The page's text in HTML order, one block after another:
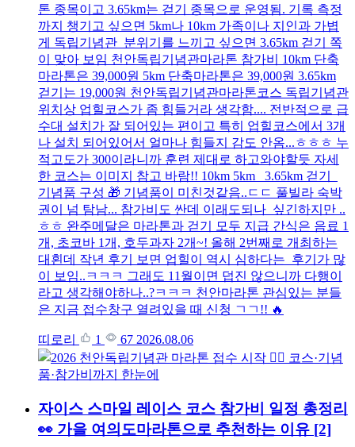
톤 종목이고 3.65km는 걷기 종목으로 운영됨. 기록 측정
까지 챙기고 싶으면 5km나 10km 가족이나 지인과 가볍
게 독립기념관 분위기를 느끼고 싶으면 3.65km 걷기 쪽
이 맞아 보임 천안독립기념관마라톤 참가비 10km 단축
마라톤은 39,000원 5km 단축마라톤은 39,000원 3.65km
걷기는 19,000원 천안독립기념관마라톤코스 독립기념관
위치상 업힐코스가 좀 힘들거라 생각함.... 전반적으로 급
수대 설치가 잘 되어있는 편이고 특히 업힐코스에서 3개
나 설치 되어있어서 얼마나 힘들지 감도 안옴...ㅎㅎㅎ 누
적고도가 300이라니까 훈련 제대로 하고와야할듯 자세
한 코스는 이미지 참고 바람!! 10km 5km 3.65km 걷기
기념품 구성 🎁 기념품이 미친것같음..ㄷㄷ 풀빌라 숙박
권이 넘 탐남... 참가비도 싼데 이래도되나 싶긴하지만 ..
ㅎㅎ 완주메달은 마라톤과 걷기 모두 지급 간식은 음료 1
개, 초코바 1개, 호두과자 2개~! 올해 2번째로 개최하는
대횐데 작년 후기 보면 업힐이 역시 심하다는 후기가 많
이 보임..ㅋㅋㅋ 그래도 11월이면 덥진 않으니까 다행이
라고 생각해야하나..?ㅋㅋㅋ 천안마라톤 관심있는 분들
은 지금 접수창구 열려있을 때 신청 ㄱㄱ!! 🔥
띠로리 1 67 2026.08.06
자이스 스마일 레이스 코스 참가비 일정 총정리
👀 가을 여의도마라톤으로 추천하는 이유 [2]